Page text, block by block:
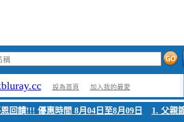
設為首頁 加入我的最愛
饋!!! 優惠時間 8月04日至8月09日 1. 父親節感